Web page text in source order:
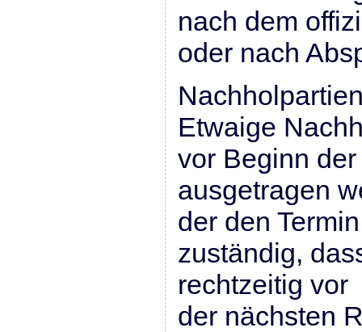
nach dem
oder nach
Etwaige
vor Beginn
ausgetragen
der den
zuständig,
rechtzeitig vor
der nächsten